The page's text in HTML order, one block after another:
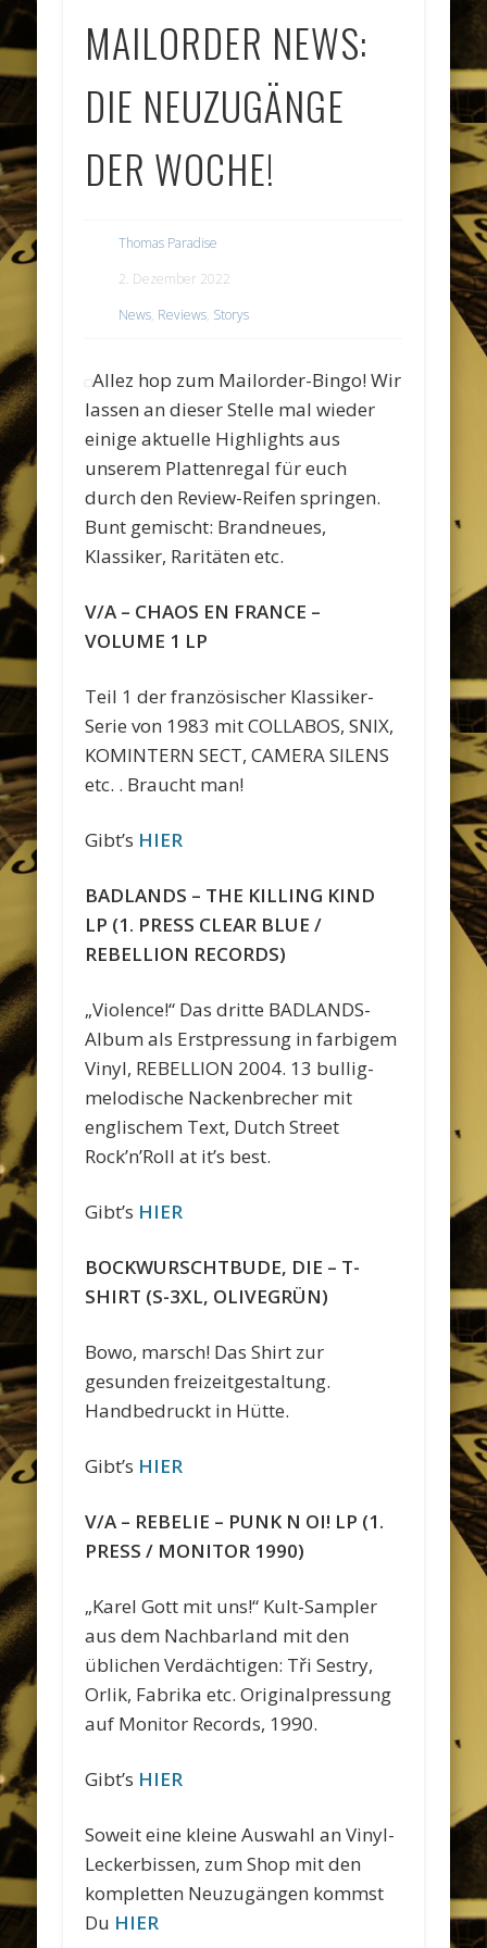
MAILORDER NEWS:
DIE NEUZUGÄNGE
DER WOCHE!
Thomas Paradise
2. Dezember 2022
News, Reviews, Storys
Allez hop zum Mailorder-Bingo! Wir
lassen an dieser Stelle mal wieder
einige aktuelle Highlights aus
unserem Plattenregal für euch
durch den Review-Reifen springen.
Bunt gemischt: Brandneues,
Klassiker, Raritäten etc.
V/A – CHAOS EN FRANCE –
VOLUME 1 LP
Teil 1 der französischer Klassiker-
Serie von 1983 mit COLLABOS, SNIX,
KOMINTERN SECT, CAMERA SILENS
etc. . Braucht man!
Gibt’s HIER
BADLANDS – THE KILLING KIND
LP (1. PRESS CLEAR BLUE /
REBELLION RECORDS)
„Violence!“ Das dritte BADLANDS-
Album als Erstpressung in farbigem
Vinyl, REBELLION 2004. 13 bullig-
melodische Nackenbrecher mit
englischem Text, Dutch Street
Rock’n’Roll at it’s best.
Gibt’s HIER
BOCKWURSCHTBUDE, DIE – T-
SHIRT (S-3XL, OLIVEGRÜN)
Bowo, marsch! Das Shirt zur
gesunden freizeitgestaltung.
Handbedruckt in Hütte.
Gibt’s HIER
V/A – REBELIE – PUNK N OI! LP (1.
PRESS / MONITOR 1990)
„Karel Gott mit uns!“ Kult-Sampler
aus dem Nachbarland mit den
üblichen Verdächtigen: Tři Sestry,
Orlik, Fabrika etc. Originalpressung
auf Monitor Records, 1990.
Gibt’s HIER
Soweit eine kleine Auswahl an Vinyl-
Leckerbissen, zum Shop mit den
kompletten Neuzugängen kommst
Du HIER